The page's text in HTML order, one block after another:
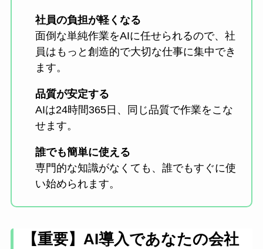
社員の負担が軽くなる
面倒な単純作業をAIに任せられるので、社
員はもっと創造的で大切な仕事に集中でき
ます。
品質が安定する
AIは24時間365日、同じ品質で作業をこな
せます。
誰でも簡単に使える
専門的な知識がなくても、誰でもすぐに使
い始められます。
【重要】AI導入であなたの会社